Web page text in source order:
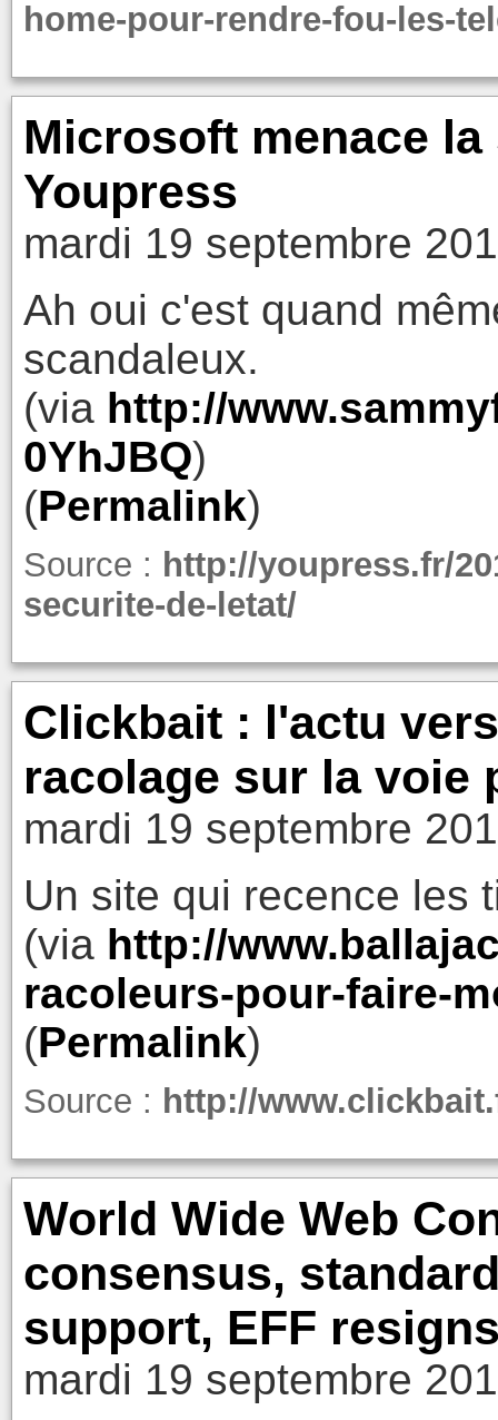
home-pour-rendre-fou-les-
Microsoft menace la
Youpress
mardi 19 septembre
Ah oui c'est quand
scandaleux.
(via http://
0YhJBQ)
(Permalink)
Source : http://youpress.fr/
securite-de-letat/
Clickbait : l'actu
racolage sur la voie
mardi 19 septembre
Un site qui recence les
(via http://
racoleurs-pour-faire-
(Permalink)
Source : http://
World Wide Web
consensus,
support, EFF
mardi 19 septembre